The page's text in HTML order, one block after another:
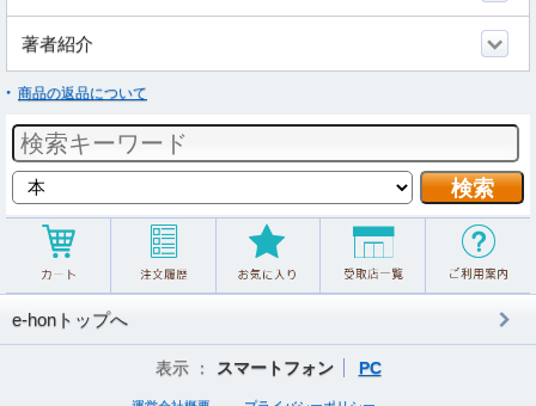
著者紹介
商品の返品について
e-honトップへ
表示 ： スマートフォン PC